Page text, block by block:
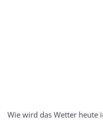
Wie wird das Wetter heute